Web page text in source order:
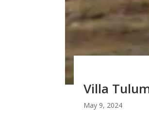
Villa
May 9, 2024